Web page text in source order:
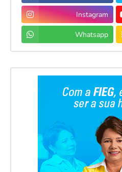
Instagram
Whatsapp